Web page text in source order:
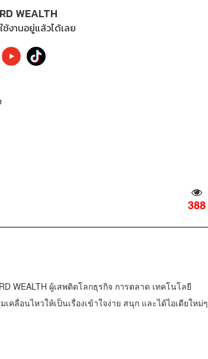
WEALTH
งานอยู่แล้วได้เลย
388
WEALTH ผู้เสพติดโลกธุรกิจ การตลาด เทคโนโลยี
ลื่อนไหวให้เป็นเรื่องเข้าใจง่าย สนุก และได้ไอเดียใหม่ๆ